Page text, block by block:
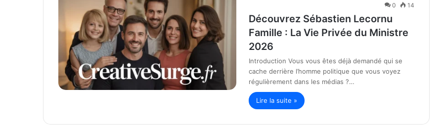
0
14
Découvrez Sébastien Lecornu
Famille : La Vie Privée du Ministre
2026
Introduction Vous vous êtes déjà demandé qui se
cache derrière l’homme politique que vous voyez
régulièrement dans les médias ?…
Lire la suite »